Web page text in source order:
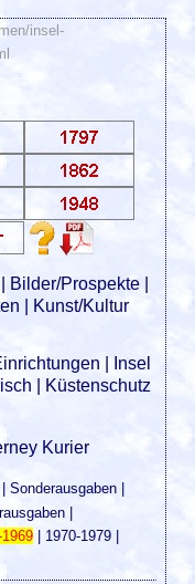
insel-
Bilder/Prospekte|
Kunst/Kultur
Insel
Küstenschutz
Kurier
|Sonderausgaben
|
| 1970-1979 |